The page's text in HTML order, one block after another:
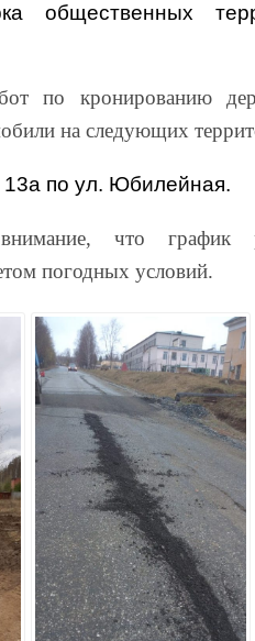
общественных
по кронированию
на следующих
по ул. Юбилейная.
что график
погодных условий.